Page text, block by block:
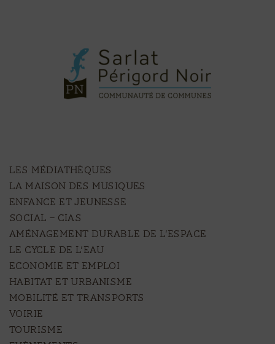
LES MÉDIATHÈQUES
LA MAISON DES MUSIQUES
ENFANCE ET JEUNESSE
SOCIAL – CIAS
AMÉNAGEMENT DURABLE DE L’ESPACE
LE CYCLE DE L’EAU
ECONOMIE ET EMPLOI
HABITAT ET URBANISME
MOBILITÉ ET TRANSPORTS
VOIRIE
TOURISME